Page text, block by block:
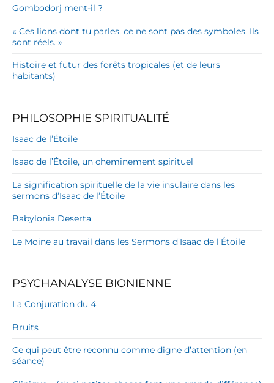
Gombodorj ment-il ?
« Ces lions dont tu parles, ce ne sont pas des symboles. Ils
sont réels. »
Histoire et futur des forêts tropicales (et de leurs
habitants)
PHILOSOPHIE SPIRITUALITÉ
Isaac de l’Étoile
Isaac de l’Étoile, un cheminement spirituel
La signification spirituelle de la vie insulaire dans les
sermons d’Isaac de l’Étoile
Babylonia Deserta
Le Moine au travail dans les Sermons d’Isaac de l’Étoile
PSYCHANALYSE BIONIENNE
La Conjuration du 4
Bruits
Ce qui peut être reconnu comme digne d’attention (en
séance)